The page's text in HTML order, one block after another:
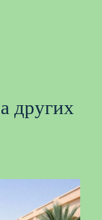
других